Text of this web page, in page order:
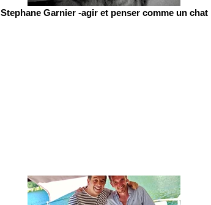
Stephane Garnier -agir et penser comme un chat